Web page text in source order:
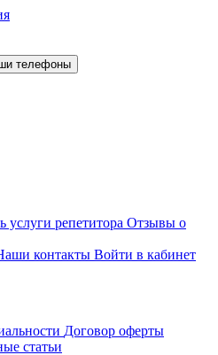
телефоны
услуги репетитора Отзывы о
контакты Войти в кабинет
Договор оферты
статьи